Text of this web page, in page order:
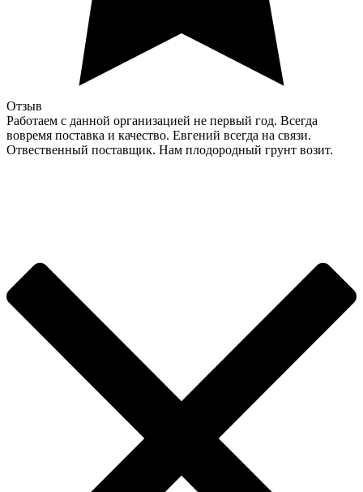
Отзыв
Работаем с данной организацией не первый год. Всегда
вовремя поставка и качество. Евгений всегда на связи.
Отвественный поставщик. Нам плодородный грунт возит.